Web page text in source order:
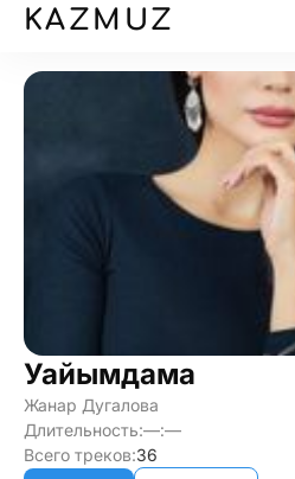
KAZMUZ
Уайымдама
Жанар Дугалова
Длительность:—:—
Всего треков:36